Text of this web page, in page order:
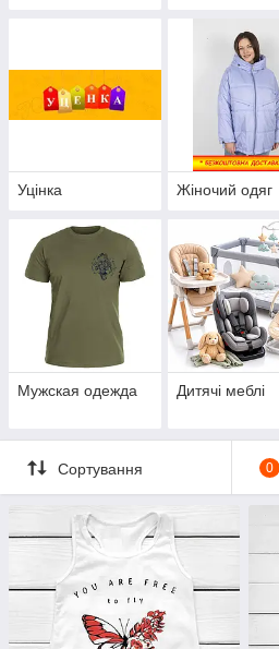
Уцінка Жіночий одяг
Мужская одежда Дитячі меблі
Сортування 0